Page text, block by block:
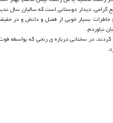
دیدار دوستانی است که سالیان سال
بسیار خوبی از فضل و دانش و در
نیاوردم.
کردند، در سخنانی درباره ی رنجی که